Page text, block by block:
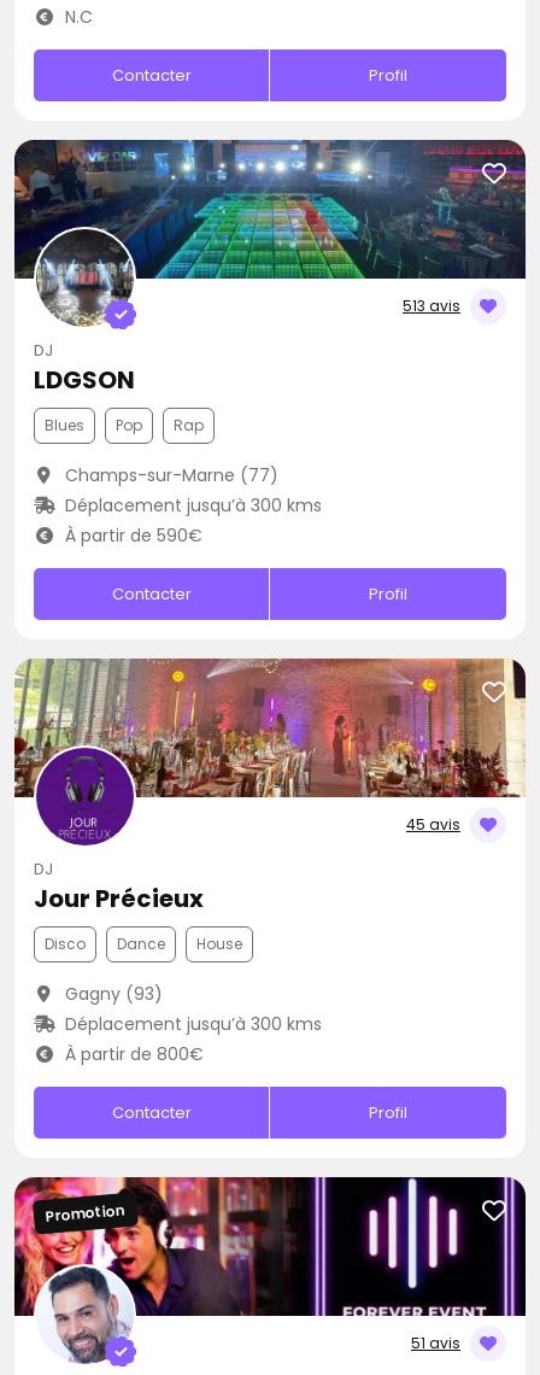
N.C
Contacter Profil
513 avis
DJ
LDGSON
Blues Pop Rap
Champs-sur-Marne (77)
Déplacement jusqu’à 300 kms
À partir de 590€
Contacter Profil
45 avis
DJ
Jour Précieux
Disco Dance House
Gagny (93)
Déplacement jusqu’à 300 kms
À partir de 800€
Contacter Profil
51 avis
Promotion